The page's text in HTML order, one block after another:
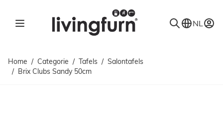
NL
Home / Categorie / Tafels / Salontafels
/ Brix Clubs Sandy 50cm